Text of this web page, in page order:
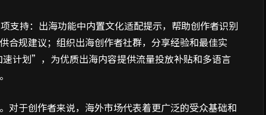
支持：出海功能中内置文化适配提示，帮助创作者识别
合规建议；组织出海创作者社群，分享经验和最佳实
计划”，为优质出海内容提供流量投放补贴和多语言
对于创作者来说，海外市场代表着更广泛的受众基础和